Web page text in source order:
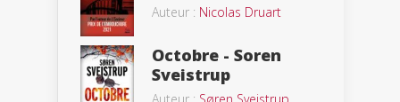
Auteur : Nicolas Druart
Octobre - Soren
Sveistrup